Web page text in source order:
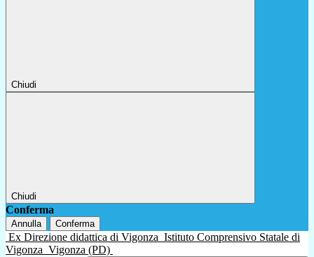
Chiudi
Chiudi
Conferma
Annulla Conferma
Ex Direzione didattica di Vigonza Istituto Comprensivo Statale di
Vigonza Vigonza (PD)